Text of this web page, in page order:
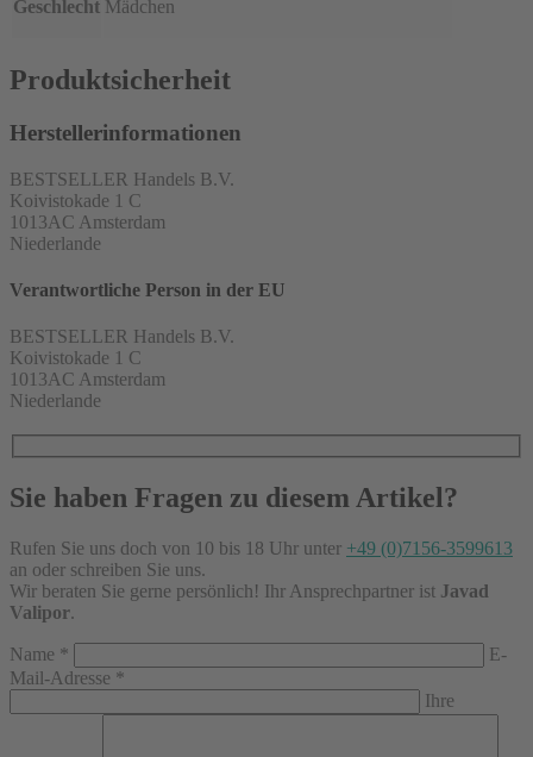
Geschlecht Mädchen
Produktsicherheit
Herstellerinformationen
BESTSELLER Handels B.V.
Koivistokade 1 C
1013AC Amsterdam
Niederlande
Verantwortliche Person in der EU
BESTSELLER Handels B.V.
Koivistokade 1 C
1013AC Amsterdam
Niederlande
Sie haben Fragen zu diesem Artikel?
Rufen Sie uns doch von 10 bis 18 Uhr unter +49 (0)7156-3599613
an oder schreiben Sie uns.
Wir beraten Sie gerne persönlich! Ihr Ansprechpartner ist Javad
Valipor.
Name *
E-
Mail-Adresse *
Ihre